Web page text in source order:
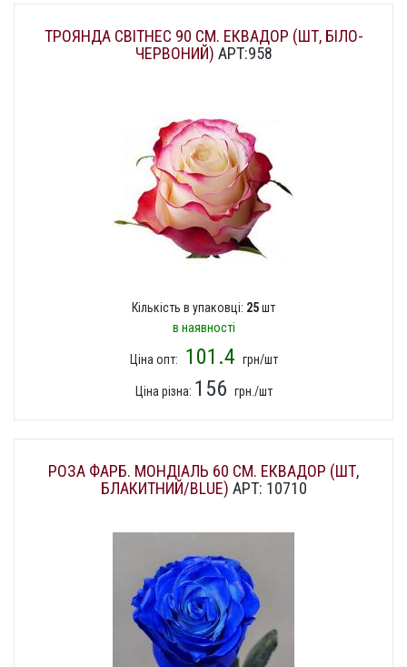
ТРОЯНДА СВІТНЕС 90 СМ. ЕКВАДОР (ШТ, БІЛО-
ЧЕРВОНИЙ) АРТ:958
Кількість в упаковці: 25шт
в наявності
Ціна опт: 101.4 грн/шт
Ціна різна: 156 грн./шт
РОЗА ФАРБ. МОНДІАЛЬ 60 СМ. ЕКВАДОР (ШТ,
БЛАКИТНИЙ/BLUE) АРТ: 10710